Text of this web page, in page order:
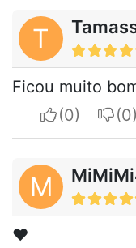
T
Ficou muito
I apreciate
I
M
❤️